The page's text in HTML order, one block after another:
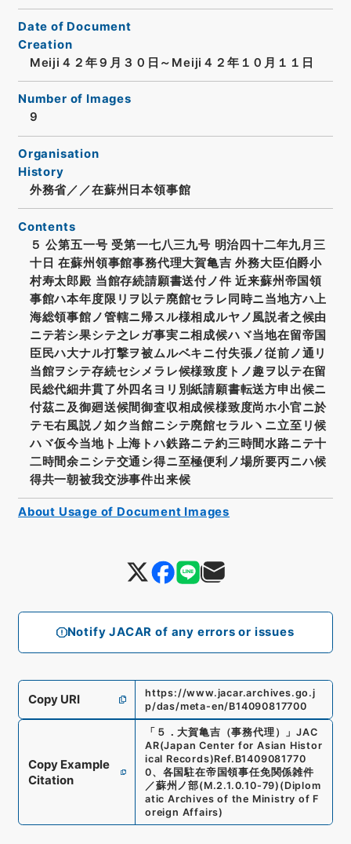
Notify JACAR of any errors or issues
Date of Document
Creation
Meiji４２年９月３０日～Meiji４２年１０月１１日
Number of Images
9
Organisation
History
外務省／／在蘇州日本領事館
Contents
５ 公第五一号 受第一七八三九号 明治四十二年九月三
十日 在蘇州領事館事務代理大賀亀吉 外務大臣伯爵小
村寿太郎殿 当館存続請願書送付ノ件 近来蘇州帝国領
事館ハ本年度限リヲ以テ廃館セラレ同時ニ当地方ハ上
海総領事館ノ管轄ニ帰スル様相成ルヤノ風説者之候由
ニテ若シ果シテ之レガ事実ニ相成候ハヾ当地在留帝国
臣民ハ大ナル打撃ヲ被ムルベキニ付失張ノ従前ノ通リ
当館ヲシテ存続セシメラレ候様致度トノ趣ヲ以テ在留
民総代細井貫了外四名ヨリ別紙請願書転送方申出候ニ
付茲ニ及御廻送候間御査収相成候様致度尚ホ小官ニ於
テモ右風説ノ如ク当館ニシテ廃館セラルヽニ立至リ候
ハヾ仮今当地ト上海トハ鉄路ニテ約三時間水路ニテ十
二時間余ニシテ交通シ得ニ至極便利ノ場所要丙ニハ候
得共一朝被我交渉事件出来候
Copy URI
https://www.jacar.archives.go.j
p/das/meta-en/B14090817700
Copy Example
Citation
「 ５．大賀亀吉（事務代理） 」JAC
AR(Japan Center for Asian Histor
ical Records)Ref. B1409081770
0、 各国駐在帝国領事任免関係雑件
／蘇州ノ部(M.2.1.0.10-79) (Diplom
atic Archives of the Ministry of F
oreign Affairs)
About Usage of Document Images